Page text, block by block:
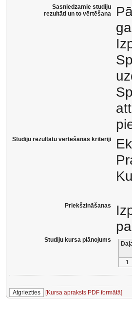
Sasniedzamie studiju
rezultāti un to vērtēšana
Studiju rezultātu vērtēšanas kritēriji
Priekšzināšanas
Studiju kursa plānojums
1
[Kursa apraksts PDF formātā]